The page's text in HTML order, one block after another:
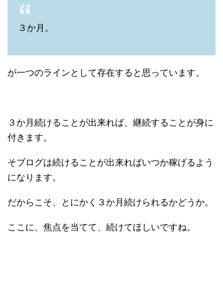
３か月。
が一つのラインとして存在すると思っています。
３か月続けることが出来れば、継続することが身に
付きます。
そブログは続けることが出来ればいつか稼げるよう
になります。
だからこそ、とにかく３か月続けられるかどうか。
ここに、焦点を当てて、続けてほしいですね。